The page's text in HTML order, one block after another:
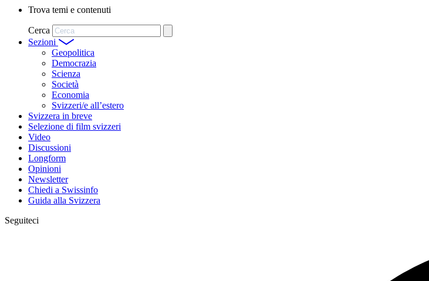
Trova temi e contenuti
Cerca
Sezioni
Geopolitica
Democrazia
Scienza
Società
Economia
Svizzeri/e all’estero
Svizzera in breve
Selezione di film svizzeri
Video
Discussioni
Longform
Opinioni
Newsletter
Chiedi a Swissinfo
Guida alla Svizzera
Seguiteci